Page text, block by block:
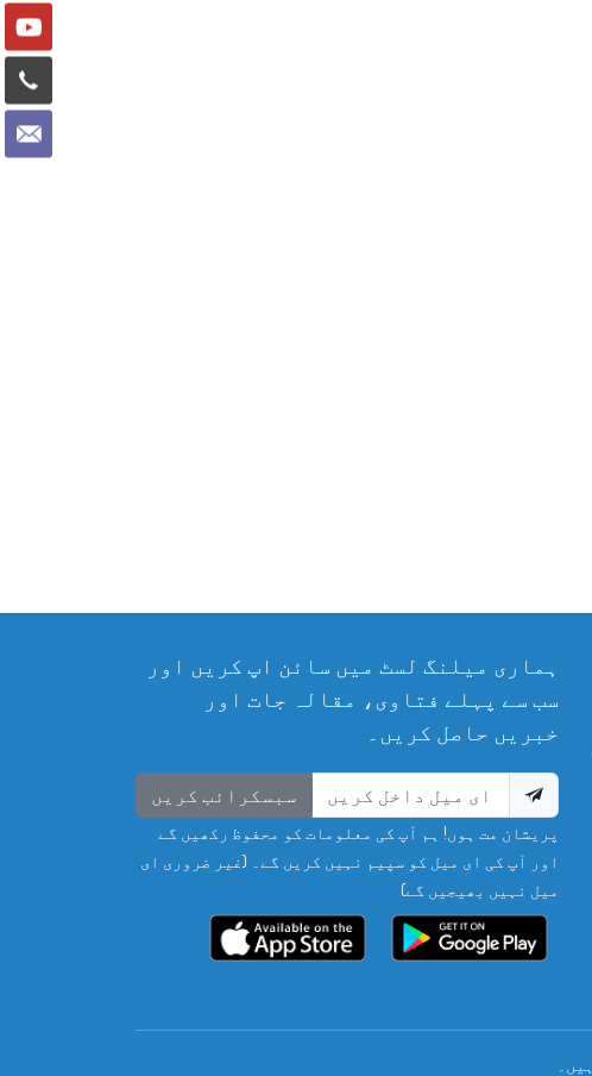
ہماری میلنگ لسٹ میں سائن اپ کریں اور
سب سے پہلے فتاوی، مقالہ جات اور
خبریں حاصل کریں۔
سبسکرائب کریں
پریشان مت ہوں! ہم آپ کی معلومات کو محفوظ رکھیں گے
اور آپ کی ای میل کو سپیم نہیں کریں گے۔ (غیر ضروری ای
میل نہیں بھیجیں گے)